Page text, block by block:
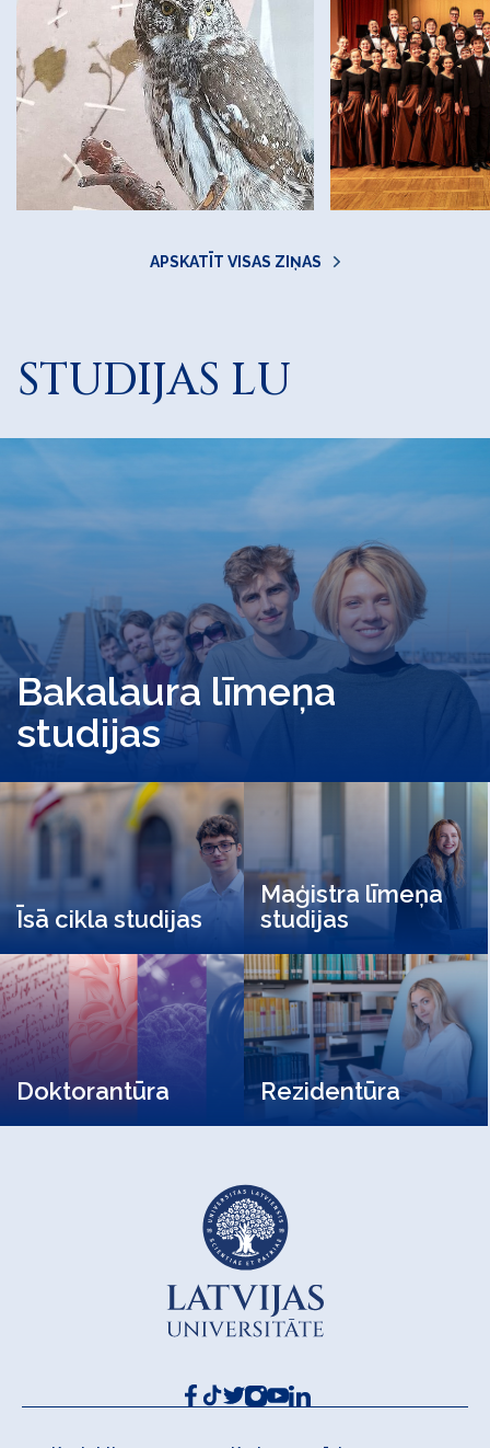
APSKATĪT VISAS ZIŅAS
STUDIJAS LU
Bakalaura līmeņa
studijas
Īsā cikla studijas
Maģistra līmeņa
studijas
Doktorantūra Rezidentūra